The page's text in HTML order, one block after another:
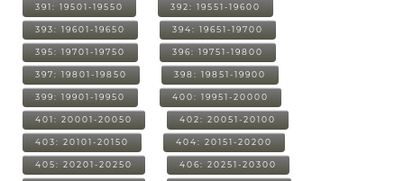
391: 19501-19550 392: 19551-19600
393: 19601-19650 394: 19651-19700
395: 19701-19750 396: 19751-19800
397: 19801-19850 398: 19851-19900
399: 19901-19950 400: 19951-20000
401: 20001-20050 402: 20051-20100
403: 20101-20150 404: 20151-20200
405: 20201-20250 406: 20251-20300